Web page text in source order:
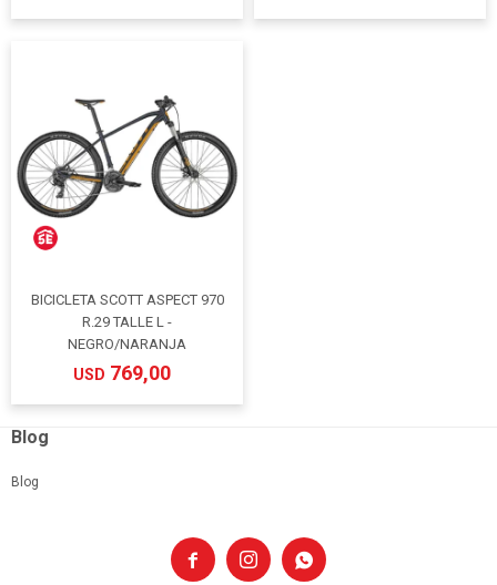
BICICLETA SCOTT ASPECT 970
R.29 TALLE L -
NEGRO/NARANJA
USD 769,00
  
Blog
Blog